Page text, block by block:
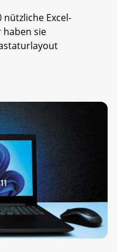
Excel-
haben sie